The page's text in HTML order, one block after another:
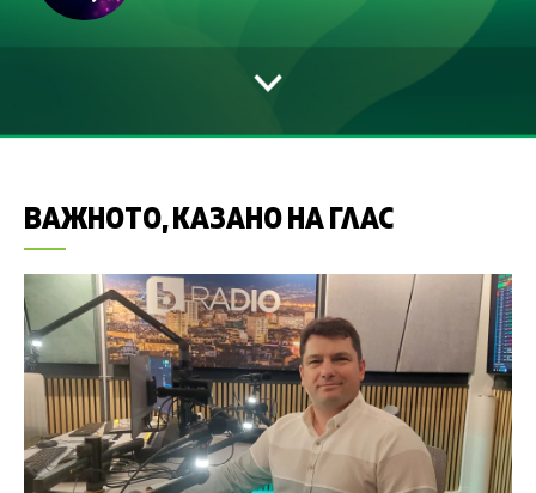
ВАЖНОТО, КАЗАНО НА ГЛАС